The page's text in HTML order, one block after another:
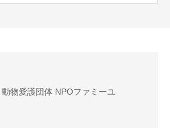
動物愛護団体 NPOファミーユ